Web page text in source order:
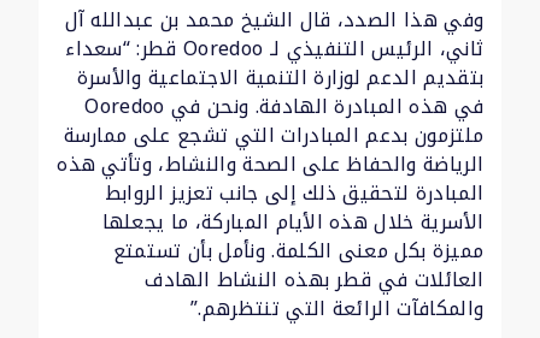
وفي هذا الصدد، قال الشيخ محمد بن عبدالله آل
ثاني، الرئيس التنفيذي لـ Ooredoo قطر: “سعداء
بتقديم الدعم لوزارة التنمية الاجتماعية والأسرة
في هذه المبادرة الهادفة. ونحن في Ooredoo
ملتزمون بدعم المبادرات التي تشجع على ممارسة
الرياضة والحفاظ على الصحة والنشاط، وتأتي هذه
المبادرة لتحقيق ذلك إلى جانب تعزيز الروابط
الأسرية خلال هذه الأيام المباركة، ما يجعلها
مميزة بكل معنى الكلمة. ونأمل بأن تستمتع
العائلات في قطر بهذه النشاط الهادف
والمكافآت الرائعة التي تنتظرهم.”